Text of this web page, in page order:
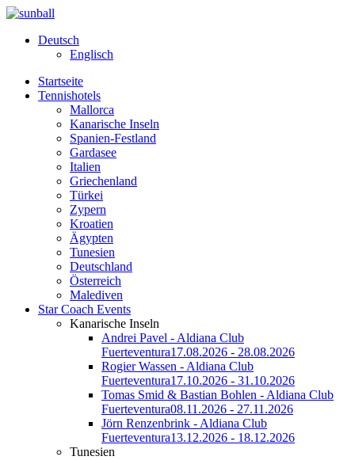
Deutsch
Englisch
Startseite
Tennishotels
Mallorca
Kanarische Inseln
Spanien-Festland
Gardasee
Italien
Griechenland
Türkei
Zypern
Kroatien
Ägypten
Tunesien
Deutschland
Österreich
Malediven
Star Coach Events
Kanarische Inseln
Andrei Pavel - Aldiana Club
Fuerteventura17.08.2026 - 28.08.2026
Rogier Wassen - Aldiana Club
Fuerteventura17.10.2026 - 31.10.2026
Tomas Smid & Bastian Bohlen - Aldiana Club
Fuerteventura08.11.2026 - 27.11.2026
Jörn Renzenbrink - Aldiana Club
Fuerteventura13.12.2026 - 18.12.2026
Tunesien